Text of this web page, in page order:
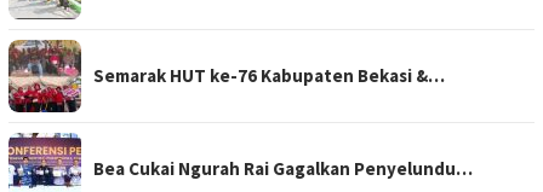
Semarak HUT ke-76 Kabupaten Bekasi &…
Bea Cukai Ngurah Rai Gagalkan Penyelundu…